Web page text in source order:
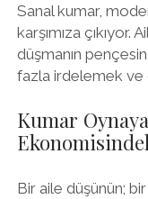
Sanal kumar,
karşımıza çıkıyor.
düşmanın
fazla irdelemek
Kumar
Bir aile düşünün;